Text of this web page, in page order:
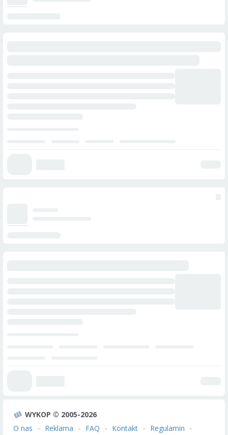
WYKOP © 2005-2026
O nas
Reklama FAQ Kontakt
Regulamin